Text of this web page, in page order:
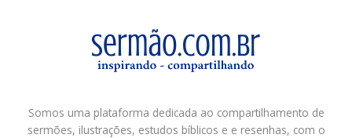
Somos uma plataforma dedicada ao compartilhamento de
sermões, ilustrações, estudos bíblicos e e resenhas, com o